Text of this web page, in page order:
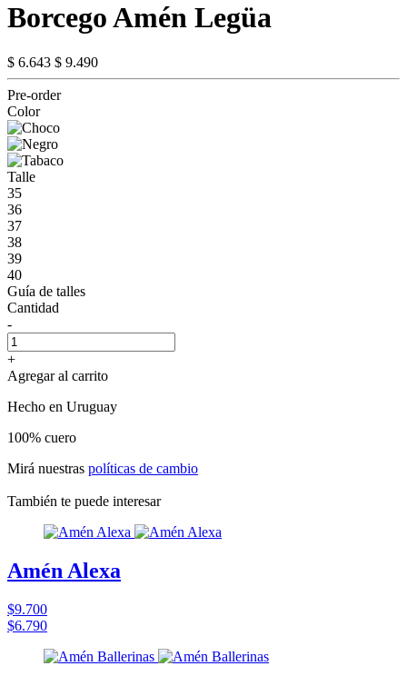
Borcego Amén Legüa
$ 6.643 $ 9.490
Pre-order
Color
Talle
35
36
37
38
39
40
Guía de talles
Cantidad
-
+
Agregar al carrito
Hecho en Uruguay
100% cuero
Mirá nuestras políticas de cambio
También te puede interesar
Amén Alexa
$9.700
$6.790